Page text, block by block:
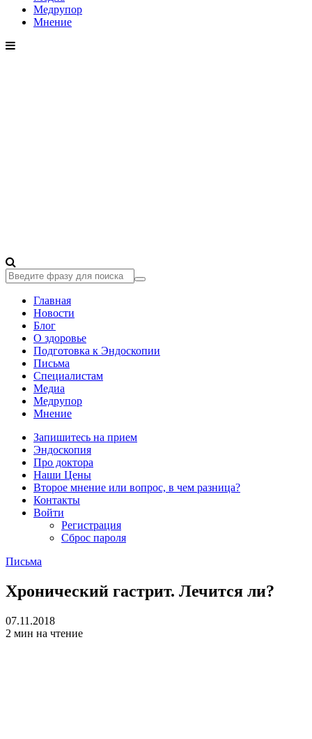
Медрупор
Мнение
Главная
Новости
Блог
О здоровье
Подготовка к Эндоскопии
Письма
Специалистам
Медиа
Медрупор
Мнение
Запишитесь на прием
Эндоскопия
Про доктора
Наши Цены
Второе мнение или вопрос, в чем разница?
Контакты
Войти
Регистрация
Сброс пароля
Письма
Хронический гастрит. Лечится ли?
07.11.2018
2 мин на чтение